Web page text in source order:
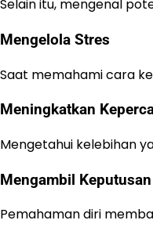
Selain itu, mengenal
Mengelola Stres
Saat memahami cara
Meningkatkan
Mengetahui kelebihan
Mengambil
Pemahaman diri